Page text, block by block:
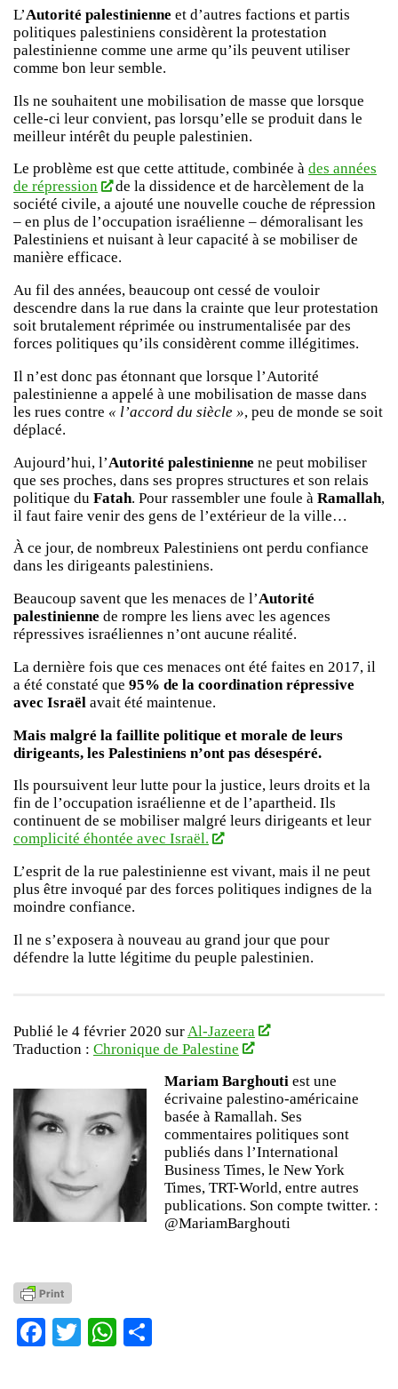
L’Autorité palestinienne et d’autres factions et partis
politiques palestiniens considèrent la protestation
palestinienne comme une arme qu’ils peuvent utiliser
comme bon leur semble.
Ils ne souhaitent une mobilisation de masse que lorsque
celle-ci leur convient, pas lorsqu’elle se produit dans le
meilleur intérêt du peuple palestinien.
Le problème est que cette attitude, combinée à des années
de répression
de la dissidence et de harcèlement de la
société civile, a ajouté une nouvelle couche de répression
– en plus de l’occupation israélienne – démoralisant les
Palestiniens et nuisant à leur capacité à se mobiliser de
manière efficace.
Au fil des années, beaucoup ont cessé de vouloir
descendre dans la rue dans la crainte que leur protestation
soit brutalement réprimée ou instrumentalisée par des
forces politiques qu’ils considèrent comme illégitimes.
Il n’est donc pas étonnant que lorsque l’Autorité
palestinienne a appelé à une mobilisation de masse dans
les rues contre « l’accord du siècle », peu de monde se soit
déplacé.
Aujourd’hui, l’Autorité palestinienne ne peut mobiliser
que ses proches, dans ses propres structures et son relais
politique du Fatah. Pour rassembler une foule à Ramallah,
il faut faire venir des gens de l’extérieur de la ville…
À ce jour, de nombreux Palestiniens ont perdu confiance
dans les dirigeants palestiniens.
Beaucoup savent que les menaces de l’Autorité
palestinienne de rompre les liens avec les agences
répressives israéliennes n’ont aucune réalité.
La dernière fois que ces menaces ont été faites en 2017, il
a été constaté que 95% de la coordination répressive
avec Israël avait été maintenue.
Mais malgré la faillite politique et morale de leurs
dirigeants, les Palestiniens n’ont pas désespéré.
Ils poursuivent leur lutte pour la justice, leurs droits et la
fin de l’occupation israélienne et de l’apartheid. Ils
continuent de se mobiliser malgré leurs dirigeants et leur
complicité éhontée avec Israël.
L’esprit de la rue palestinienne est vivant, mais il ne peut
plus être invoqué par des forces politiques indignes de la
moindre confiance.
Il ne s’exposera à nouveau au grand jour que pour
défendre la lutte légitime du peuple palestinien.
Publié le 4 février 2020 sur Al-Jazeera
Traduction : Chronique de Palestine
Mariam Barghouti est une
écrivaine palestino-américaine
basée à Ramallah. Ses
commentaires politiques sont
publiés dans l’International
Business Times, le New York
Times, TRT-World, entre autres
publications. Son compte twitter. :
@MariamBarghouti
Facebook
TwitterWhatsApp